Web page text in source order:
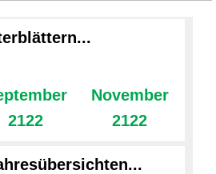
2122
November
2122